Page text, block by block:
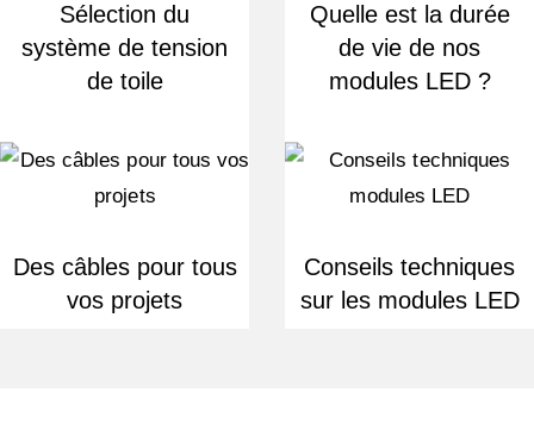
Sélection du
système de tension
de toile
Quelle est la durée
de vie de nos
modules LED ?
Des câbles pour tous
vos projets
Conseils techniques
sur les modules LED